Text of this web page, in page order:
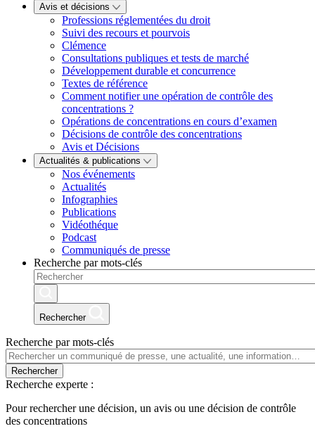
Avis et décisions
Professions réglementées du droit
Suivi des recours et pourvois
Clémence
Consultations publiques et tests de marché
Développement durable et concurrence
Textes de référence
Comment notifier une opération de contrôle des
concentrations ?
Opérations de concentrations en cours d’examen
Décisions de contrôle des concentrations
Avis et Décisions
Actualités & publications
Nos événements
Actualités
Infographies
Publications
Vidéothéque
Podcast
Communiqués de presse
Recherche par mots-clés
Rechercher
Recherche par mots-clés
Rechercher
Recherche experte :
Pour rechercher une décision, un avis ou une décision de contrôle
des concentrations